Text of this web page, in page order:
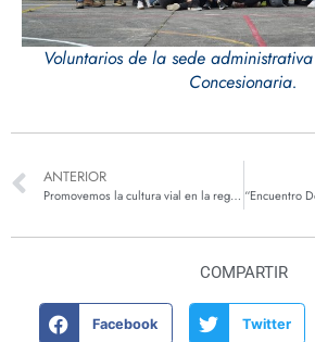
Voluntarios de la sede
Concesionaria.
ANTERIOR
Promovemos la cultura vial en la región
COMPARTIR
Facebook Twitter